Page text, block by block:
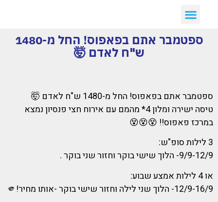
ספטמבר אתם בפאפוס! החל מ-1480
ש"ח לאדם 🤯
ספטמבר אתם בפאפוס! החל מ-1480 ש"ח לאדם 🤯
טיסה ישירה ומלון 4* מהמם עם אירוח חצי פנסיון נמצא
במרכז פאפוס!! 😵😵😵
3 לילות סופ"ש:
9/9-12/9- הלוך שישי בוקר וחזור שני בוקר .
או 4 לילות אמצע שבוע:
12/9-16/9- הלוך שני לילה וחזור שישי בוקר -אותו מחיר!🫵